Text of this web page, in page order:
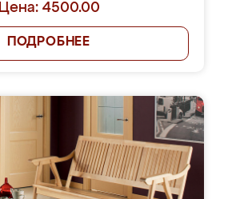
Цена: 4500.00
ПОДРОБНЕЕ